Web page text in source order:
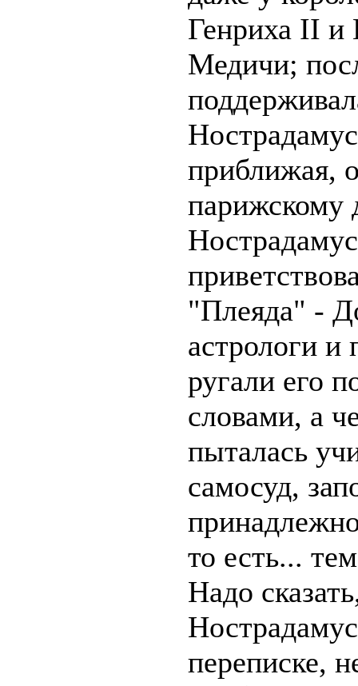
Генриха II и
Медичи;
приближая,
парижскому
"Плеяда" -
астрологи и
ругали его
словами, а
пыталась
самосуд,
то есть...
Надо
переписке,